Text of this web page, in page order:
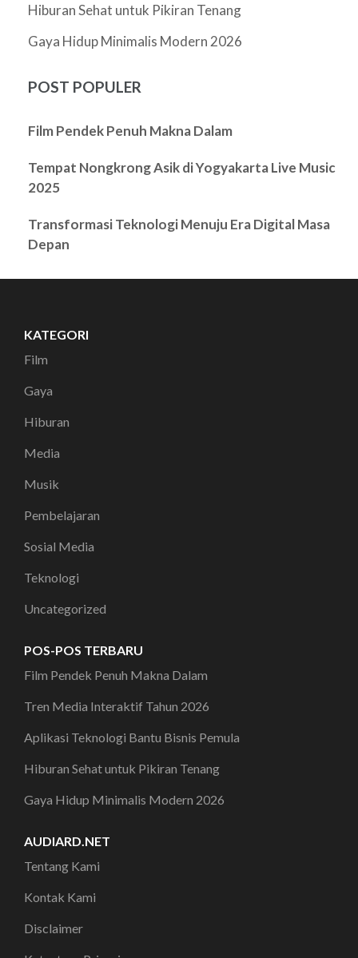
Hiburan Sehat untuk Pikiran Tenang
Gaya Hidup Minimalis Modern 2026
POST POPULER
Film Pendek Penuh Makna Dalam
Tempat Nongkrong Asik di Yogyakarta Live Music
2025
Transformasi Teknologi Menuju Era Digital Masa
Depan
KATEGORI
Film
Gaya
Hiburan
Media
Musik
Pembelajaran
Sosial Media
Teknologi
Uncategorized
POS-POS TERBARU
Film Pendek Penuh Makna Dalam
Tren Media Interaktif Tahun 2026
Aplikasi Teknologi Bantu Bisnis Pemula
Hiburan Sehat untuk Pikiran Tenang
Gaya Hidup Minimalis Modern 2026
AUDIARD.NET
Tentang Kami
Kontak Kami
Disclaimer